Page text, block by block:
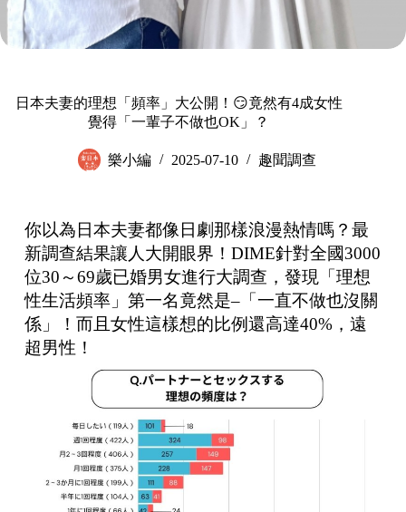
日本夫妻的理想「頻率」大公開！😏竟然有4成女性
覺得「一輩子不做也OK」？
樂小編 2025-07-10 趣聞調查
你以為日本夫妻都像日劇那樣浪漫熱情嗎？最
新調查結果讓人大開眼界！DIME針對全國3000
位30～69歲已婚男女進行大調查，發現「理想
性生活頻率」第一名竟然是–「一直不做也沒關
係」！而且女性這樣想的比例還高達40%，遠
超男性！